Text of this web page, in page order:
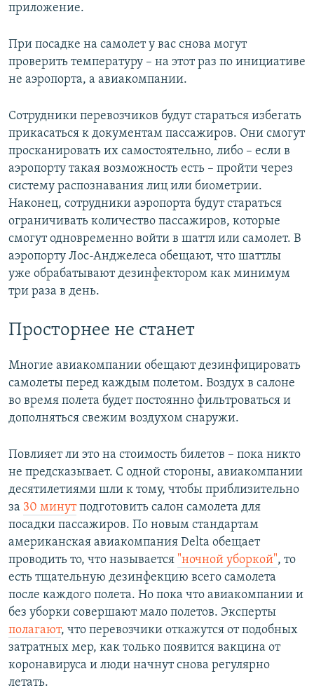
приложение.
При посадке на самолет у вас снова могут
проверить температуру – на этот раз по инициативе
не аэропорта, а авиакомпании.
Сотрудники перевозчиков будут стараться избегать
прикасаться к документам пассажиров. Они смогут
просканировать их самостоятельно, либо – если в
аэропорту такая возможность есть – пройти через
систему распознавания лиц или биометрии.
Наконец, сотрудники аэропорта будут стараться
ограничивать количество пассажиров, которые
смогут одновременно войти в шаттл или самолет. В
аэропорту Лос-Анджелеса обещают, что шаттлы
уже обрабатывают дезинфектором как минимум
три раза в день.
Просторнее не станет
Многие авиакомпании обещают дезинфицировать
самолеты перед каждым полетом. Воздух в салоне
во время полета будет постоянно фильтроваться и
дополняться свежим воздухом снаружи.
Повлияет ли это на стоимость билетов – пока никто
не предсказывает. С одной стороны, авиакомпании
десятилетиями шли к тому, чтобы приблизительно
за 30 минутподготовить салон самолета для
посадки пассажиров. По новым стандартам
американская авиакомпания Delta обещает
проводить то, что называется "ночной уборкой", то
есть тщательную дезинфекцию всего самолета
после каждого полета. Но пока что авиакомпании и
без уборки совершают мало полетов. Эксперты
полагают, что перевозчики откажутся от подобных
затратных мер, как только появится вакцина от
коронавируса и люди начнут снова регулярно
летать.